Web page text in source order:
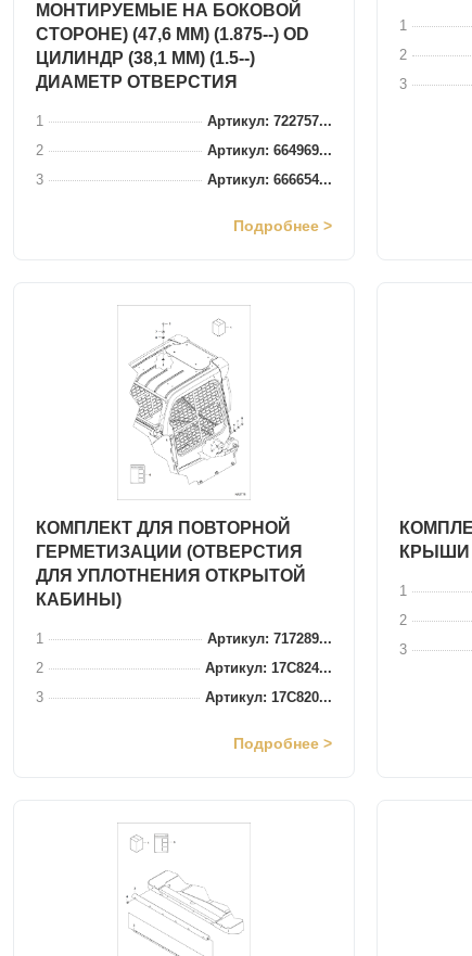
МОНТИРУЕМЫЕ НА БОКОВОЙ
СТОРОНЕ) (47,6 ММ) (1.875--) OD
ЦИЛИНДР (38,1 ММ) (1.5--)
ДИАМЕТР ОТВЕРСТИЯ
1
Артикул: 722757...
2
Артикул: 664969...
3
Артикул: 666654...
Подробнее >
1
2
3
КОМПЛЕКТ ДЛЯ ПОВТОРНОЙ
ГЕРМЕТИЗАЦИИ (ОТВЕРСТИЯ
ДЛЯ УПЛОТНЕНИЯ ОТКРЫТОЙ
КАБИНЫ)
1
Артикул: 717289...
2
Артикул: 17C824...
3
Артикул: 17C820...
Подробнее >
КРЫШИ
1
2
3